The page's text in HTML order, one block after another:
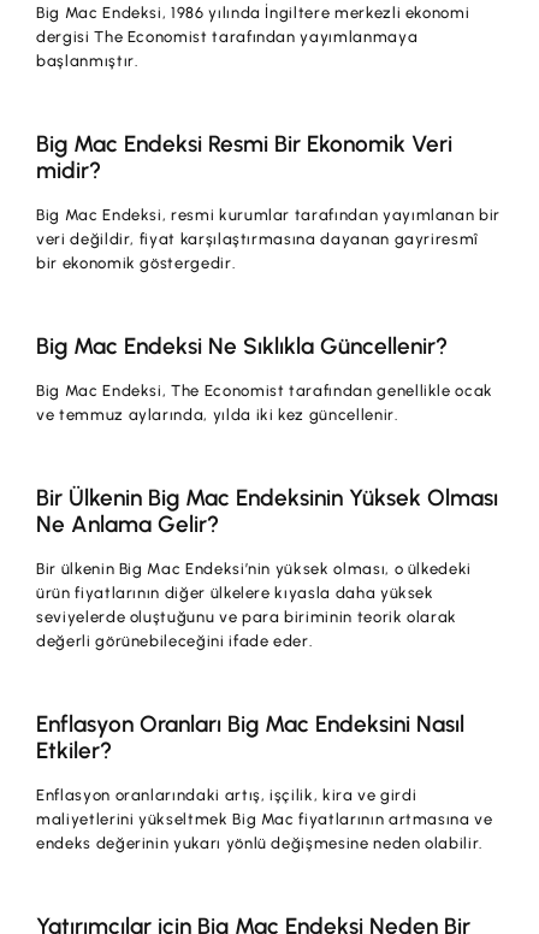
Big Mac Endeksi, 1986 yılında İngiltere merkezli ekonomi
dergisi The Economist tarafından yayımlanmaya
başlanmıştır.
Big Mac Endeksi Resmi Bir Ekonomik Veri
midir?
Big Mac Endeksi, resmi kurumlar tarafından yayımlanan bir
veri değildir, fiyat karşılaştırmasına dayanan gayriresmî
bir ekonomik göstergedir.
Big Mac Endeksi Ne Sıklıkla Güncellenir?
Big Mac Endeksi, The Economist tarafından genellikle ocak
ve temmuz aylarında, yılda iki kez güncellenir.
Bir Ülkenin Big Mac Endeksinin Yüksek Olması
Ne Anlama Gelir?
Bir ülkenin Big Mac Endeksi’nin yüksek olması, o ülkedeki
ürün fiyatlarının diğer ülkelere kıyasla daha yüksek
seviyelerde oluştuğunu ve para biriminin teorik olarak
değerli görünebileceğini ifade eder.
Enflasyon Oranları Big Mac Endeksini Nasıl
Etkiler?
Enflasyon oranlarındaki artış, işçilik, kira ve girdi
maliyetlerini yükseltmek Big Mac fiyatlarının artmasına ve
endeks değerinin yukarı yönlü değişmesine neden olabilir.
Yatırımcılar için Big Mac Endeksi Neden Bir